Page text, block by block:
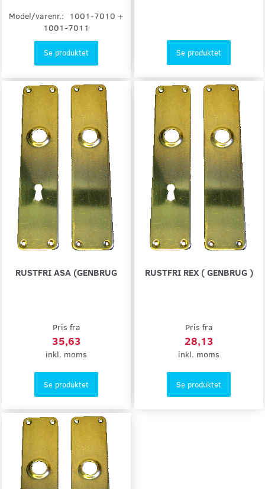
Model/varenr.:
1001-7010 +
1001-7011
Se produktet Se produktet
RUSTFRI ASA (GENBRUG
Pris fra
35,63
inkl. moms
Se produktet
RUSTFRI REX ( GENBRUG )
Pris fra
28,13
inkl. moms
Se produktet